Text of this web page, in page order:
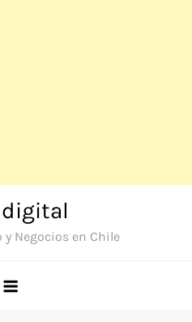
digital
Negocios en Chile